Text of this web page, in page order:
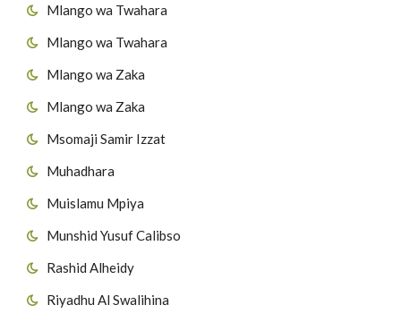
Mlango wa Twahara
Mlango wa Twahara
Mlango wa Zaka
Mlango wa Zaka
Msomaji Samir Izzat
Muhadhara
Muislamu Mpiya
Munshid Yusuf Calibso
Rashid Alheidy
Riyadhu Al Swalihina